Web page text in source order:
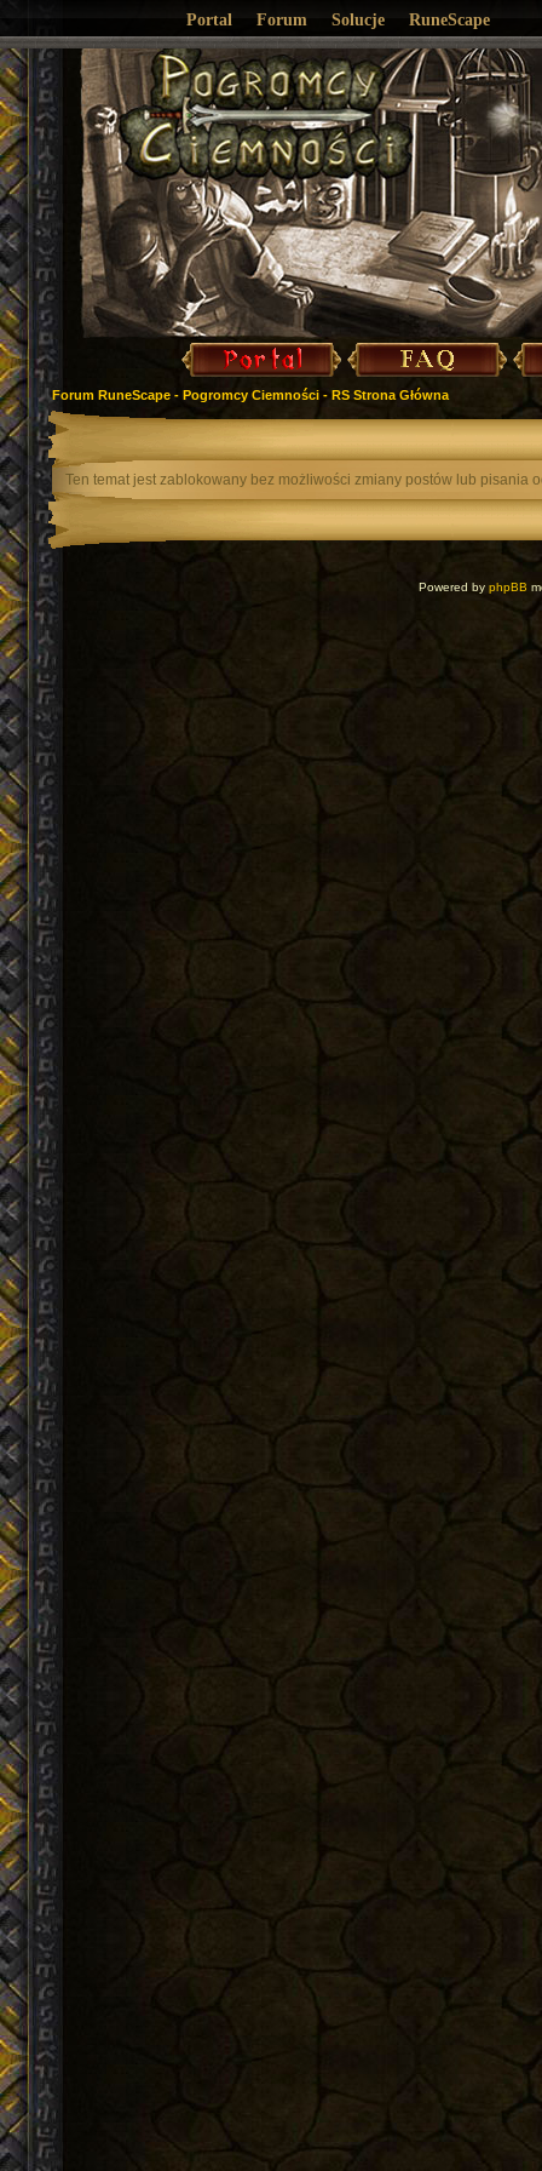
Portal Forum Solucje RuneScape
Forum RuneScape - Pogromcy Ciemności - RS Strona Główna
Ten temat jest zablokowany bez możliwości zmiany postów lub pisania
Powered by phpBB